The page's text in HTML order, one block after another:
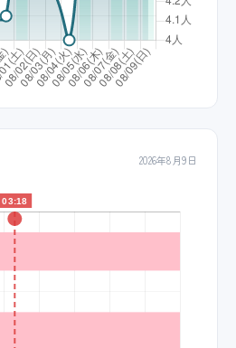
2026年8月9日